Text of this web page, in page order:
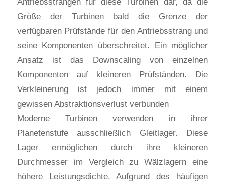
Größe der Turbinen bald die Grenze der
verfügbaren Prüfstände für den Antriebsstrang und
seine Komponenten überschreitet. Ein möglicher
Ansatz ist das Downscaling von einzelnen
Komponenten auf kleineren Prüfständen. Die
Verkleinerung ist jedoch immer mit einem
gewissen Abstraktionsverlust verbunden
Moderne Turbinen verwenden in ihrer
Planetenstufe ausschließlich Gleitlager. Diese
Lager ermöglichen durch ihre kleineren
Durchmesser im Vergleich zu Wälzlagern eine
höhere Leistungsdichte. Aufgrund des häufigen